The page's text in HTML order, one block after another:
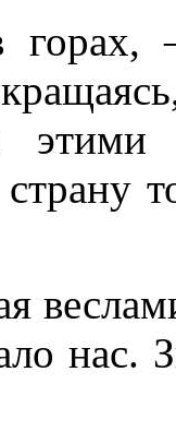
—
страну
нас.